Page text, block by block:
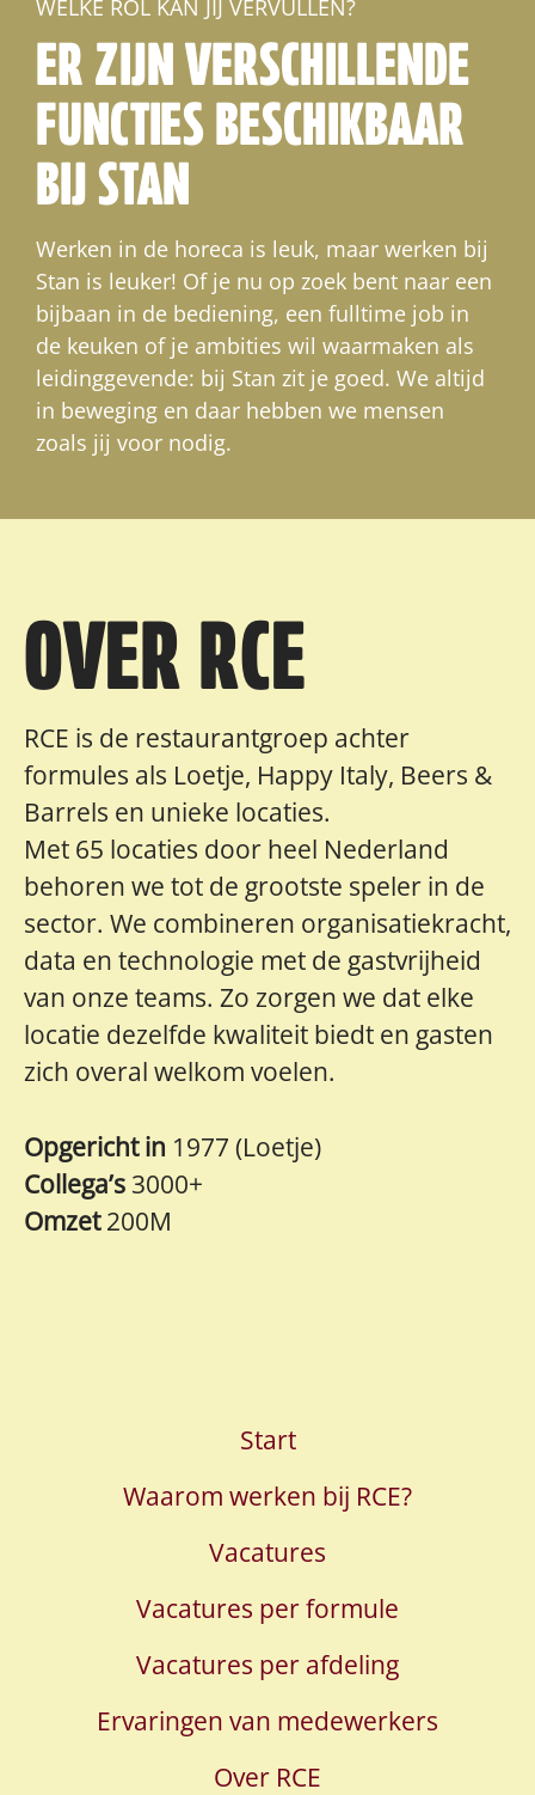
WELKE ROL KAN JIJ VERVULLEN?
ER ZIJN VERSCHILLENDE
FUNCTIES BESCHIKBAAR
BIJ STAN
Werken in de horeca is leuk, maar werken bij
Stan is leuker! Of je nu op zoek bent naar een
bijbaan in de bediening, een fulltime job in
de keuken of je ambities wil waarmaken als
leidinggevende: bij Stan zit je goed. We altijd
in beweging en daar hebben we mensen
zoals jij voor nodig.
OVER RCE
RCE is de restaurantgroep achter
formules als Loetje, Happy Italy, Beers &
Barrels en unieke locaties.
Met 65 locaties door heel Nederland
behoren we tot de grootste speler in de
sector. We combineren organisatiekracht,
data en technologie met de gastvrijheid
van onze teams. Zo zorgen we dat elke
locatie dezelfde kwaliteit biedt en gasten
zich overal welkom voelen.
Opgericht in 1977 (Loetje)
Collega’s 3000+
Omzet200M
Start
Waarom werken bij RCE?
Vacatures
Vacatures per formule
Vacatures per afdeling
Ervaringen van medewerkers
Over RCE